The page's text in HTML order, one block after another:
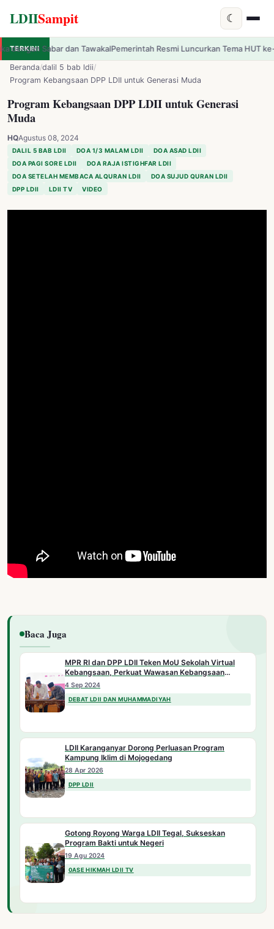
LDIISampit ☾
LDIISampit
TERKINI
Pemerintah Resmi Luncurkan Tema HUT ke-81 RI: Indonesia
Beranda/dalil 5 bab ldii/
Program Kebangsaan DPP LDII untuk Generasi Muda
Program Kebangsaan DPP LDII untuk Generasi
Muda
HQAgustus 08, 2024
DALIL 5 BAB LDII DOA 1/3 MALAM LDII
DOA ASAD LDII
DOA PAGI SORE LDII
DOA RAJA ISTIGHFAR LDII
DOA SETELAH MEMBACA ALQURAN LDII
DOA SUJUD QURAN LDII
DPP LDII
LDII TV VIDEO
Baca Juga
MPR RI dan DPP LDII Teken MoU Sekolah Virtual
Kebangsaan, Perkuat Wawasan Kebangsaan
Menuju Indonesia Emas 2024
4 Sep 2024
DEBAT LDII DAN MUHAMMADIYAH
LDII Karanganyar Dorong Perluasan Program
Kampung Iklim di Mojogedang
28 Apr 2026
DPP LDII
Gotong Royong Warga LDII Tegal, Sukseskan
Program Bakti untuk Negeri
19 Agu 2024
0ASE HIKMAH LDII TV